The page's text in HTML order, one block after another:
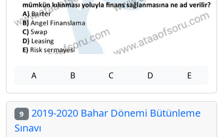
A B C D E
9 2019-2020 Bahar Dönemi Bütünleme
Sınavı